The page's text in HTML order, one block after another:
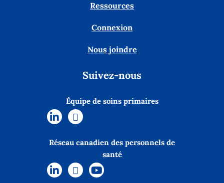
Ressources
Connexion
Nous joindre
Suivez-nous
Équipe de soins primaires
Réseau canadien des personnels de
santé